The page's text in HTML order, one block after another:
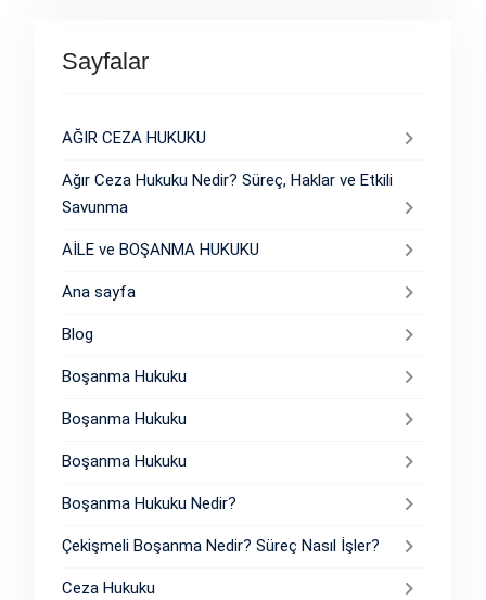
Sayfalar
AĞIR CEZA HUKUKU
Ağır Ceza Hukuku Nedir? Süreç, Haklar ve Etkili
Savunma
AİLE ve BOŞANMA HUKUKU
Ana sayfa
Blog
Boşanma Hukuku
Boşanma Hukuku
Boşanma Hukuku
Boşanma Hukuku Nedir?
Çekişmeli Boşanma Nedir? Süreç Nasıl İşler?
Ceza Hukuku